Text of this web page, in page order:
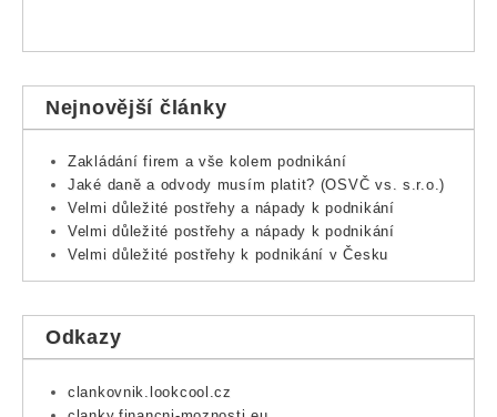
Nejnovější články
Zakládání firem a vše kolem podnikání
Jaké daně a odvody musím platit? (OSVČ vs. s.r.o.)
Velmi důležité postřehy a nápady k podnikání
Velmi důležité postřehy a nápady k podnikání
Velmi důležité postřehy k podnikání v Česku
Odkazy
clankovnik.lookcool.cz